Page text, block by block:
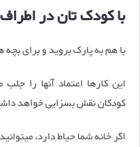
با کودک تان در
با هم به پارک بروید و برای بچه
این کارها اعتماد آنها را
کودکان نقش بسزایی خواهد
اگر خانه شما حیاط دارد،